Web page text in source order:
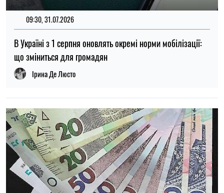
09:30, 31.07.2026
В Україні з 1 серпня оновлять окремі норми мобілізації:
що зміниться для громадян
Ірина Де Люсто